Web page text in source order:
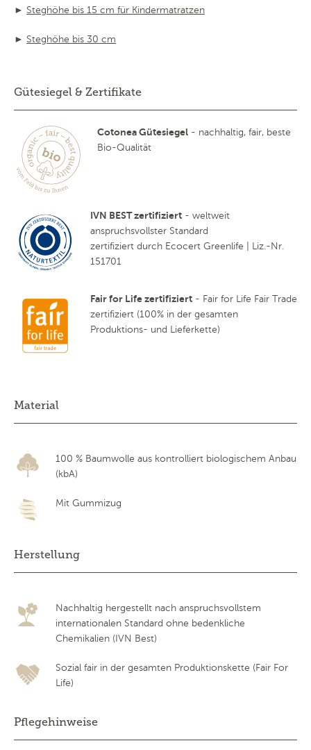
► Steghöhe bis 15 cm für Kindermatratzen
► Steghöhe bis 30 cm
Gütesiegel & Zertifikate
Cotonea Gütesiegel - nachhaltig, fair, beste
Bio-Qualität
IVN BEST zertifiziert - weltweit
anspruchsvollster Standard
zertifiziert durch Ecocert Greenlife | Liz.-Nr.
151701
Fair for Life zertifiziert - Fair for Life Fair Trade
zertifiziert (100% in der gesamten
Produktions- und Lieferkette)
Material
100 % Baumwolle aus kontrolliert biologischem Anbau
(kbA)
Mit Gummizug
Herstellung
Nachhaltig hergestellt nach anspruchsvollstem
internationalen Standard ohne bedenkliche
Chemikalien (IVN Best)
Sozial fair in der gesamten Produktionskette (Fair For
Life)
Pflegehinweise